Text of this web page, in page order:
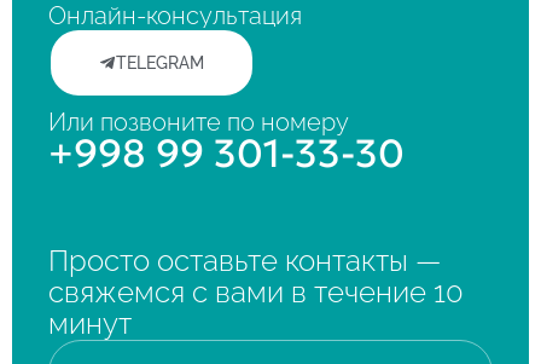
Онлайн-консультация
TELEGRAM
Или позвоните по номеру
+998 99 301-33-30
Просто оставьте контакты —
свяжемся с вами в течение 10
минут